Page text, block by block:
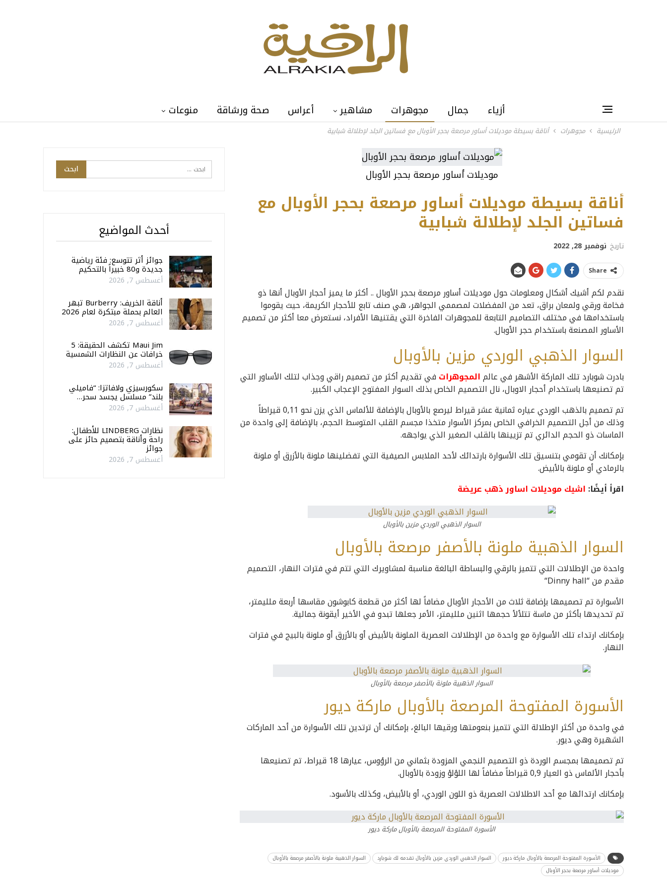
أزياء جمال مجوهرات مشاهير أعراس صحة ورشاقة منوعات
الرئيسية مجوهرات أناقة بسيطة موديلات أساور مرصعة بحجر الأوبال مع فساتين الجلد لإطلالة شبابية
موديلات أساور مرصعة بحجر الأوبال
أناقة بسيطة موديلات أساور مرصعة بحجر الأوبال مع
فساتين الجلد لإطلالة شبابية
تاريخ نوفمبر 28, 2022
Share
نقدم لكم أشيك أشكال ومعلومات حول موديلات أساور مرصعة بحجر الأوبال .. أكثر ما يميز أحجار الأوبال أنها ذو
فخامة ورقي ولمعان براق، تعد من المفضلات لمصممي الجواهر، هي صنف تابع للأحجار الكريمة، حيث يقوموا
باستخدامها في مختلف التصاميم التابعة للمجوهرات الفاخرة التي يقتنيها الأفراد، نستعرض معا أكثر من تصميم
الأساور المصنعة باستخدام حجر الأوبال.
السوار الذهبي الوردي مزين بالأوبال
بادرت شوبارد تلك الماركة الأشهر في عالمالمجوهرات في تقديم أكثر من تصميم راقي وجذاب لتلك الأساور التي
تم تصنيعها باستخدام أحجار الاوبال، نال التصميم الخاص بذلك السوار المفتوح الإعجاب الكبير.
تم تصميم بالذهب الوردي عياره ثمانية عشر قيراط ليرصع بالأوبال بالإضافة للألماس الذي يزن نحو 0,11 قيراطاً
وذلك من أجل التصميم الخرافي الخاص بمركز الأسوار متخذا مجسم القلب المتوسط الحجم، بالإضافة إلى واحدة من
الماسات ذو الحجم الدائري تم تزيينها بالقلب الصغير الذي يواجهه.
بإمكانك أن تقومي بتنسيق تلك الأسوارة بارتدائك لأحد الملابس الصيفية التي تفضلينها ملونة بالأزرق أو ملونة
بالرمادي أو ملونة بالأبيض.
اقرأ أيضًا: اشيك موديلات اساور ذهب عريضة
السوار الذهبي الوردي مزين بالأوبال
السوار الذهبية ملونة بالأصفر مرصعة بالأوبال
واحدة من الإطلالات التي تتميز بالرقي والبساطة البالغة مناسبة لمشاويرك التي تتم في فترات النهار، التصميم
مقدم من “Dinny hall
“
الأسوارة تم تصميمها بإضافة ثلاث من الأحجار الأوبال مضافاً لها أكثر من قطعة كابوشون مقاسها أربعة ملليمتر،
تم تحديدها بأكثر من ماسة تتلألأ حجمها اثنين ملليمتر، الأمر جعلها تبدو في الأخير أيقونة جمالية.
بإمكانك ارتداء تلك الأسوارة مع واحدة من الإطلالات العصرية الملونة بالأبيض أو بالأزرق أو ملونة بالبيج في فترات
النهار.
السوار الذهبية ملونة بالأصفر مرصعة بالأوبال
الأسورة المفتوحة المرصعة بالأوبال ماركة ديور
في واحدة من أكثر الإطلالة التي تتميز بنعومتها ورقيها البالغ، بإمكانك أن ترتدين تلك الأسوارة من أحد الماركات
الشهيرة وهي ديور.
تم تصميمها بمجسم الوردة ذو التصميم النجمي المزودة بثماني من الرؤوس، عيارها 18 قيراط، تم تصنيعها
بأحجار الألماس ذو العيار 0,9 قيراطاً مضافاً لها اللؤلؤ وزودة بالأوبال.
بإمكانك ارتدائها مع أحد الاطلالات العصرية ذو اللون الوردي، أو بالأبيض، وكذلك بالأسود.
الأسورة المفتوحة المرصعة بالأوبال ماركة ديور
الأسورة المفتوحة المرصعة بالأوبال ماركة ديور السوار الذهبي الوردي مزين بالأوبال تقدمه لك شوبارد
السوار الذهبية ملونة بالأصفر مرصعة بالأوبال
موديلات أساور مرصعة بحجر الأوبال
أحدث المواضيع
جوائز أثر تتوسع: فئة رياضية
جديدة و80 خبيراً بالتحكيم
أغسطس 7, 2026
أناقة الخريف: Burberry تبهر
العالم بحملة مبتكرة لعام 2026
أغسطس 7, 2026
Maui Jim تكشف الحقيقة: 5
خرافات عن النظارات الشمسية
أغسطس 7, 2026
سكورسيزي ولافاتزا: “فاميلي
بلند” مسلسل يجسد سحر…
أغسطس 7, 2026
نظارات LINDBERG للأطفال:
راحة وأناقة بتصميم حائز على
جوائز
أغسطس 7, 2026